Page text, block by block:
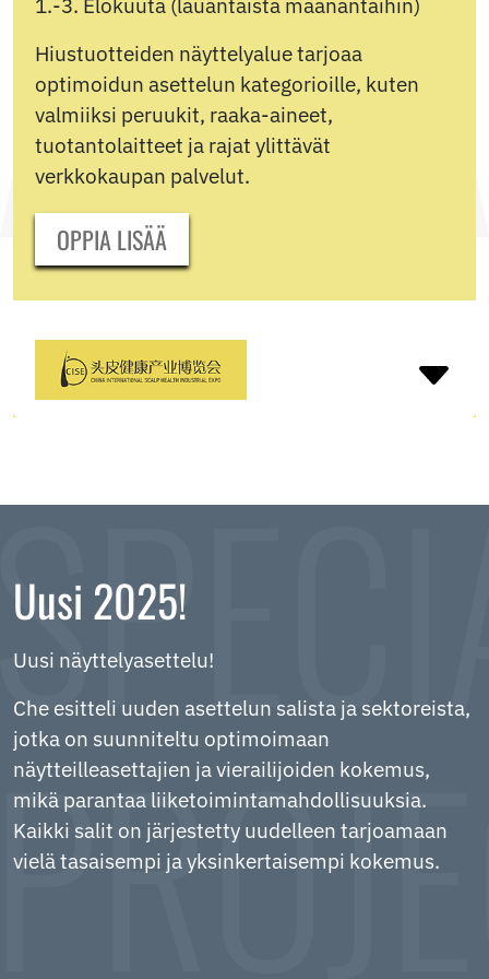
Hiustuotteiden näyttelyalue tarjoaa
optimoidun asettelun kategorioille, kuten
valmiiksi peruukit, raaka-aineet,
tuotantolaitteet ja rajat ylittävät
verkkokaupan palvelut.
OPPIA LISÄÄ
Uusi 2025!
Uusi näyttelyasettelu!
Che esitteli uuden asettelun salista ja sektoreista,
jotka on suunniteltu optimoimaan
näytteilleasettajien ja vierailijoiden kokemus,
mikä parantaa liiketoimintamahdollisuuksia.
Kaikki salit on järjestetty uudelleen tarjoamaan
vielä tasaisempi ja yksinkertaisempi kokemus.